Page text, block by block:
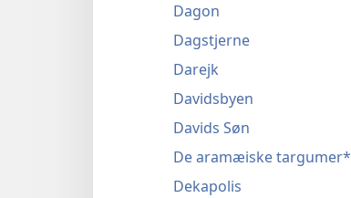
Dagon
Dagstjerne
Darejk
Davidsbyen
Davids Søn
De aramæiske targumer*
Dekapolis